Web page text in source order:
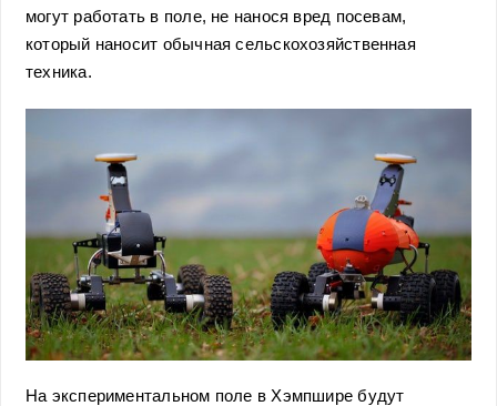
могут работать в поле, не нанося вред посевам,
который наносит обычная сельскохозяйственная
техника.
На экспериментальном поле в Хэмпшире будут